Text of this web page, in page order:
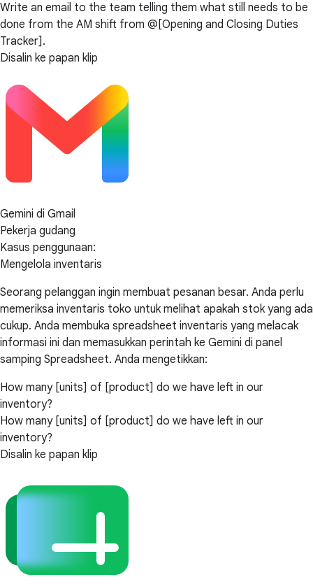
Write an email to the team telling them what still needs to be
done from the AM shift from @[Opening and Closing Duties
Tracker].
Disalin ke papan klip
Gemini di Gmail
Pekerja gudang
Kasus penggunaan:
Mengelola inventaris
Seorang pelanggan ingin membuat pesanan besar. Anda perlu
memeriksa inventaris toko untuk melihat apakah stok yang ada
cukup. Anda membuka spreadsheet inventaris yang melacak
informasi ini dan memasukkan perintah ke Gemini di panel
samping Spreadsheet. Anda mengetikkan:
How many [units] of [product] do we have left in our
inventory?
How many [units] of [product] do we have left in our
inventory?
Disalin ke papan klip